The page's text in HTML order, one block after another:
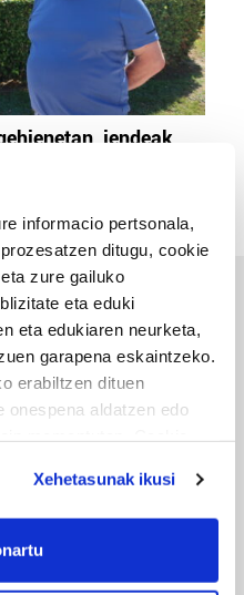
informacio pertsonala,
ditugu, cookie
zure gailuko
eta eduki
eta edukiaren neurketa,
garapena eskaintzeko.
erabiltzen dituen
onespena aldatzen edo
to:
your geographical
Xehetasunak ikusi
jendeak